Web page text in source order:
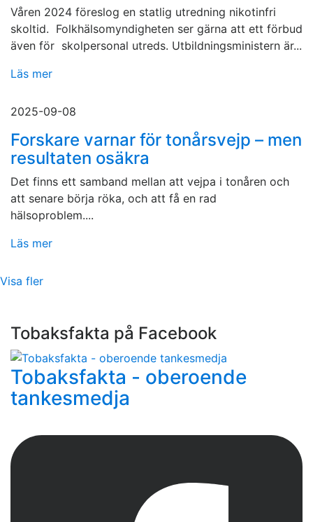
Våren 2024 föreslog en statlig utredning nikotinfri
skoltid. Folkhälsomyndigheten ser gärna att ett förbud
även för skolpersonal utreds. Utbildningsministern är...
Läs mer
2025-09-08
Forskare varnar för tonårsvejp – men
resultaten osäkra
Det finns ett samband mellan att vejpa i tonåren och
att senare börja röka, och att få en rad
hälsoproblem....
Läs mer
Visa fler
Tobaksfakta på Facebook
Tobaksfakta - oberoende
tankesmedja